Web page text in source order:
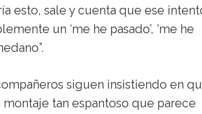
esto, sale y cuenta que ese
un ‘me he pasado’, ‘me he
siguen insistiendo en
tan espantoso que parece